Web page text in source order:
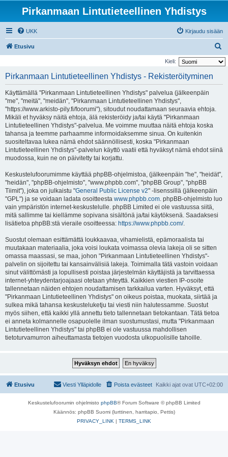
Pirkanmaan Lintutieteellinen Yhdistys
UKK Kirjaudu sisään
Etusivu
t
Kieli:
Pirkanmaan Lintutieteellinen Yhdistys - Rekisteröityminen
Käyttämällä "Pirkanmaan Lintutieteellinen Yhdistys" palvelua (jälkeenpäin
"me", "meitä", "meidän", "Pirkanmaan Lintutieteellinen Yhdistys",
"https://www.arkisto-pily.fi/foorumi"), sitoudut noudattamaan seuraavia ehtoja.
Mikäli et hyväksy näitä ehtoja, älä rekisteröidy ja/tai käytä "Pirkanmaan
Lintutieteellinen Yhdistys"-palvelua. Me voimme muuttaa näitä ehtoja koska
tahansa ja teemme parhaamme informoidaksemme sinua. On kuitenkin
suositeltavaa lukea nämä ehdot säännöllisesti, koska "Pirkanmaan
Lintutieteellinen Yhdistys"-palvelun käyttö vaatii että hyväksyt nämä ehdot siinä
muodossa, kuin ne on päivitetty tai korjattu.
Keskustelufoorumimme käyttää phpBB-ohjelmistoa, (jälkeenpäin "he", "heidät",
"heidän", "phpBB-ohjelmisto", "www.phpbb.com", "phpBB Group", "phpBB
Tiimit"), joka on julkaistu "General Public License v2" -lisenssillä (jälkeenpäin
"GPL") ja se voidaan ladata osoitteesta www.phpbb.com. phpBB-ohjelmisto luo
vain ympäristön internet-keskustelulle. phpBB Limited ei ole vastuussa siitä,
mitä sallimme tai kiellämme sopivana sisältönä ja/tai käytöksenä. Saadaksesi
lisätietoa phpBB:stä vieraile osoitteessa: https://www.phpbb.com/.
Suostut olemaan esittämättä loukkaavaa, vihamielistä, epämoraalista tai
muutakaan materiaalia, joka voisi loukata voimassa olevia lakeja oli se sitten
omassa maassasi, se maa, johon "Pirkanmaan Lintutieteellinen Yhdistys"-
palvelin on sijoitettu tai kansainvälisiä lakeja. Toimimalla tätä vastoin voidaan
sinut välittömästi ja lopullisesti poistaa järjestelmän käyttäjistä ja tarvittaessa
internet-yhteydentarjoajaasi otetaan yhteyttä. Kaikkien viestien IP-osoite
tallennetaan näiden ehtojen noudattamisen tarkkailua varten. Hyväksyt, että
"Pirkanmaan Lintutieteellinen Yhdistys" on oikeus poistaa, muokata, siirtää ja
sulkea mikä tahansa keskusteluketju tai viesti niin halutessamme. Suostut
myös siihen, että kaikki yllä annettu tieto tallennetaan tietokantaan. Tätä tietoa
ei anneta kolmannelle osapuolelle ilman suostumustasi, mutta "Pirkanmaan
Lintutieteellinen Yhdistys" tai phpBB ei ole vastuussa mahdollisen
tietoturvamurron aiheuttamasta tietojen vuodosta ulkopuolisille tahoille.
Etusivu Kaikki ajat ovat UTC+02:00
Poista evästeet
Viesti Ylläpidolle
Keskustelufoorumin ohjelmisto phpBB® Forum Software © phpBB Limited
Käännös: phpBB Suomi (lurttinen, harritapio, Pettis)
PRIVACY_LINK | TERMS_LINK